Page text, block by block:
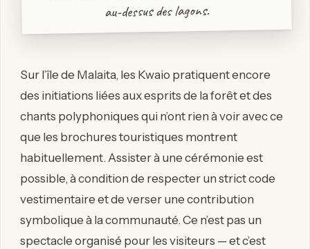
au-dessus des lagons.
Sur l’île de Malaita, les Kwaio pratiquent encore
des initiations liées aux esprits de la forêt et des
chants polyphoniques qui n’ont rien à voir avec ce
que les brochures touristiques montrent
habituellement. Assister à une cérémonie est
possible, à condition de respecter un strict code
vestimentaire et de verser une contribution
symbolique à la communauté. Ce n’est pas un
spectacle organisé pour les visiteurs — et c’est